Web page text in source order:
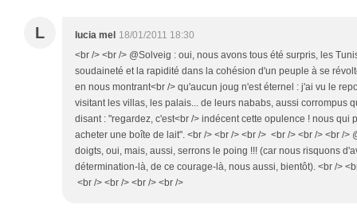
L lucia mel 18/01/2011 18:30
<br /> <br /> @Solveig : oui, nous avons tous été surpris, les
soudaineté et la rapidité dans la cohésion d'un peuple à se
en nous montrant<br /> qu'aucun joug n'est éternel : j'ai vu le
visitant les villas, les palais... de leurs nababs, aussi corrompus
disant : "regardez, c'est<br /> indécent cette opulence ! nous qui
acheter une boîte de lait". <br /> <br /> <br /> <br /> <br /> <br />
doigts, oui, mais, aussi, serrons le poing !!! (car nous risquons
détermination-là, de ce courage-là, nous aussi, bientôt). <br />
<br /> <br /> <br /> <br />